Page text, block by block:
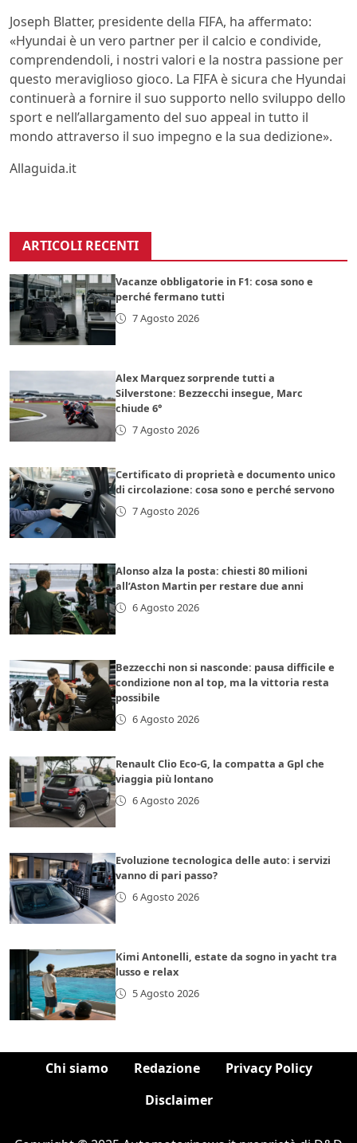
Joseph Blatter, presidente della FIFA, ha affermato:
«Hyundai è un vero partner per il calcio e condivide,
comprendendoli, i nostri valori e la nostra passione per
questo meraviglioso gioco. La FIFA è sicura che Hyundai
continuerà a fornire il suo supporto nello sviluppo dello
sport e nell’allargamento del suo appeal in tutto il
mondo attraverso il suo impegno e la sua dedizione».
Allaguida.it
ARTICOLI RECENTI
Vacanze obbligatorie in F1: cosa sono e
perché fermano tutti
7 Agosto 2026
Alex Marquez sorprende tutti a
Silverstone: Bezzecchi insegue, Marc
chiude 6°
7 Agosto 2026
Certificato di proprietà e documento unico
di circolazione: cosa sono e perché servono
7 Agosto 2026
Alonso alza la posta: chiesti 80 milioni
all’Aston Martin per restare due anni
6 Agosto 2026
Bezzecchi non si nasconde: pausa difficile e
condizione non al top, ma la vittoria resta
possibile
6 Agosto 2026
Renault Clio Eco-G, la compatta a Gpl che
viaggia più lontano
6 Agosto 2026
Evoluzione tecnologica delle auto: i servizi
vanno di pari passo?
6 Agosto 2026
Kimi Antonelli, estate da sogno in yacht tra
lusso e relax
5 Agosto 2026
Chi siamo Redazione
Privacy Policy
Disclaimer